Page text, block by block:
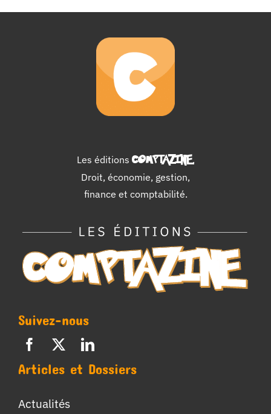
Les éditions COMPTAZINE.
Droit, économie, gestion,
finance et comptabilité.
Suivez-nous
Articles et Dossiers
Actualités